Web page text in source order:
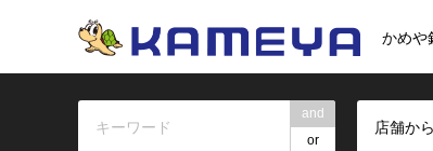
かめや
and
or
店舗か